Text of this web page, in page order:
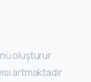
oluşturur
artmaktadır